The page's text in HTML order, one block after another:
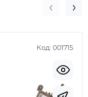
Код: 001715